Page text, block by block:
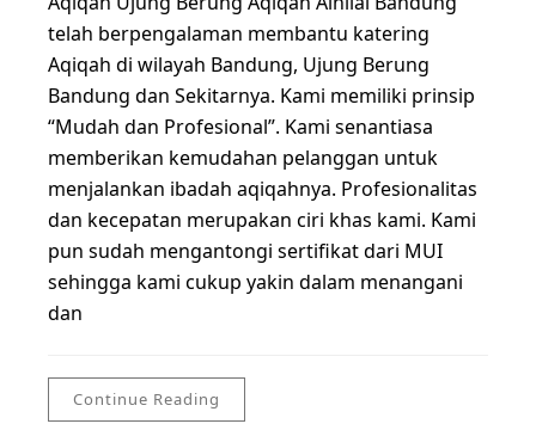
telah berpengalaman membantu katering
Aqiqah di wilayah Bandung, Ujung Berung
Bandung dan Sekitarnya. Kami memiliki prinsip
“Mudah dan Profesional”. Kami senantiasa
memberikan kemudahan pelanggan untuk
menjalankan ibadah aqiqahnya. Profesionalitas
dan kecepatan merupakan ciri khas kami. Kami
pun sudah mengantongi sertifikat dari MUI
sehingga kami cukup yakin dalam menangani
dan
Continue Reading